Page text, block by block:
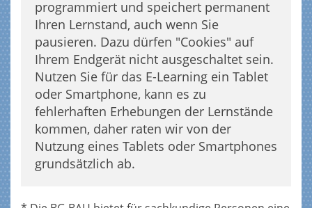
programmiert und speichert permanent
Ihren Lernstand, auch wenn Sie
pausieren. Dazu dürfen "Cookies" auf
Ihrem Endgerät nicht ausgeschaltet sein.
Nutzen Sie für das E-Learning ein Tablet
oder Smartphone, kann es zu
fehlerhaften Erhebungen der Lernstände
kommen, daher raten wir von der
Nutzung eines Tablets oder Smartphones
grundsätzlich ab.